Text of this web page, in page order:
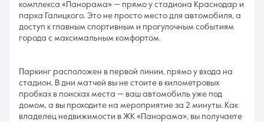
комплекса «Панорама» — прямо у стадиона Краснодар и
парка Галицкого. Это не просто место для автомобиля, а
доступ к главным спортивным и прогулочным событиям
города с максимальным комфортом.
Паркинг расположен в первой линии, прямо у входа на
стадион. В дни матчей вы не стоите в километровых
пробках в поисках места — ваш автомобиль уже под
домом, а вы проходите на мероприятие за 2 минуты. Как
владелец недвижимости в ЖК «Панорама», вы получаете